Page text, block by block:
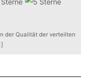
der Qualität der verteilten